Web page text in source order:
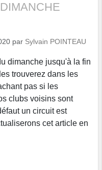
par Sylvain POINTEAU
dimanche jusqu'à la fin
trouverez dans les
pas si les
clubs voisins sont
un circuit est
cet article en